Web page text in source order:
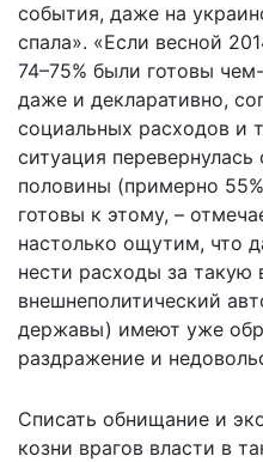
события, даже на
спала». «Если весной
74–75% были готовы
даже и декларативно,
социальных расходов и
ситуация
половины (примерно
готовы к этому, –
настолько ощутим, что
нести расходы за
внешнеполитический
державы) имеют уже
раздражение и
Списать обнищание и
козни врагов власти в